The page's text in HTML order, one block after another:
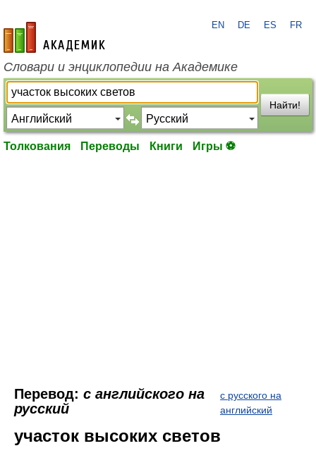
academic.ru
EN DE ES FR
Словари и энциклопедии на Академике
Найти!
Толкования Переводы Книги Игры ⚽
Перевод: с английского на
русский
с русского на
английский
участок высоких светов